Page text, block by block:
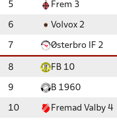
5 Frem 3
6 Volvox 2
7 Østerbro IF 2
8 FB 10
9 B 1960
10 Fremad Valby 4